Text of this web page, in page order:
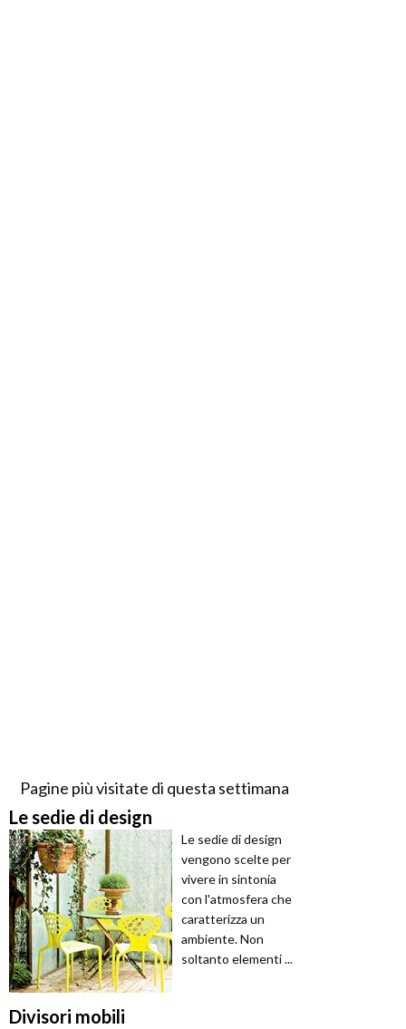
Pagine più visitate di questa settimana
Le sedie di design
Le sedie di design
vengono scelte per
vivere in sintonia
con l'atmosfera che
caratterizza un
ambiente. Non
soltanto elementi ...
Divisori mobili